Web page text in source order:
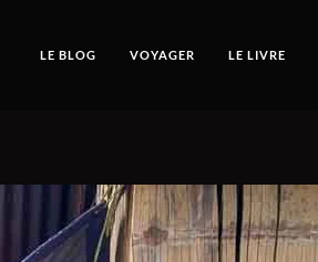
LE BLOG VOYAGER LE LIVRE